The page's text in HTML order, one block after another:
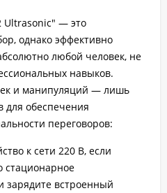
Ultrasonic" — это
однако эффективно
любой человек, не
навыков.
и манипуляций — лишь
для обеспечения
переговоров:
к сети 220 В, если
стационарное
зарядите встроенный